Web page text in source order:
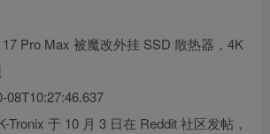
Pro Max 被魔改外挂 SSD 散热器，4K
08T10:27:46.637
Tronix 于 10 月 3 日在 Reddit 社区发帖，